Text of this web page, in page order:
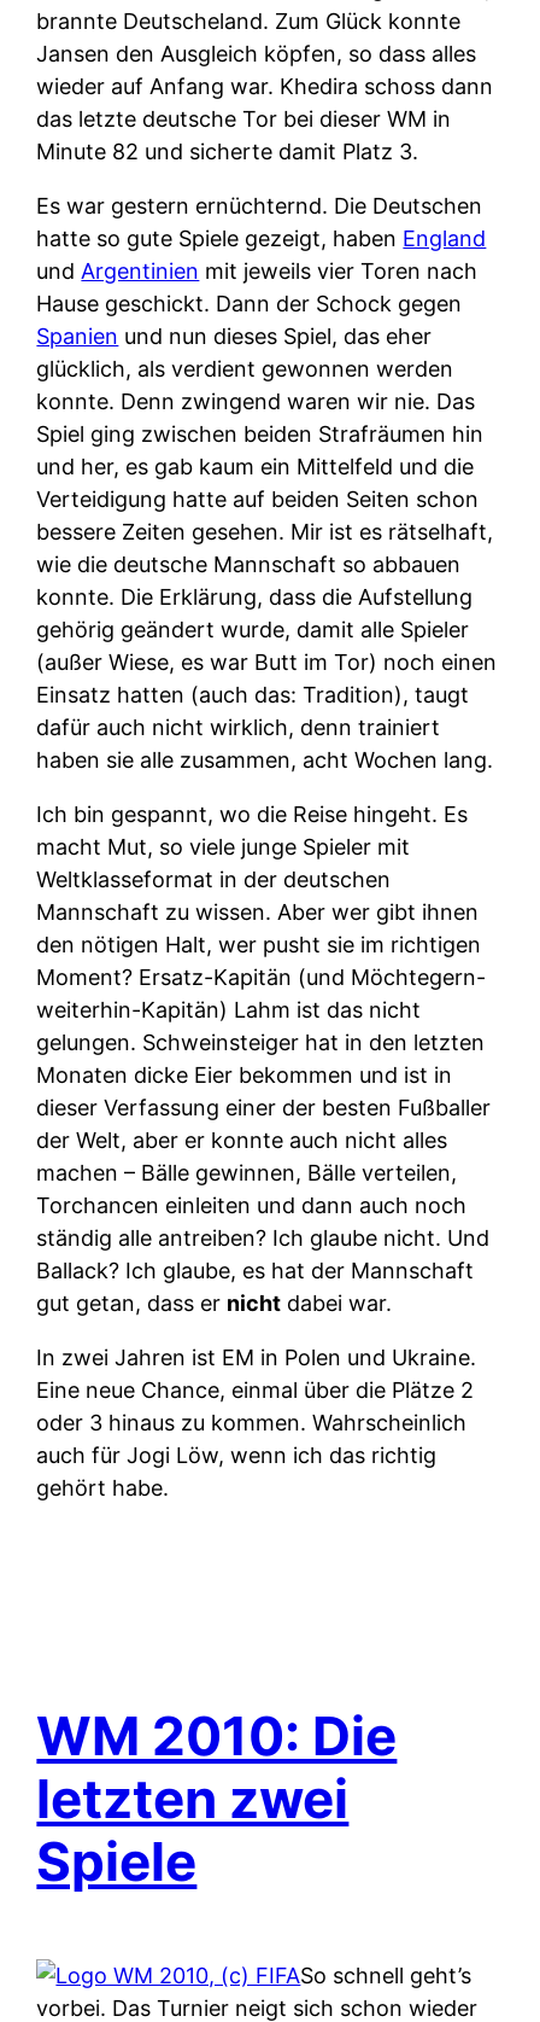
brannte Deutscheland. Zum Glück konnte
Jansen den Ausgleich köpfen, so dass alles
wieder auf Anfang war. Khedira schoss dann
das letzte deutsche Tor bei dieser WM in
Minute 82 und sicherte damit Platz 3.
Es war gestern ernüchternd. Die Deutschen
hatte so gute Spiele gezeigt, haben England
und Argentinien mit jeweils vier Toren nach
Hause geschickt. Dann der Schock gegen
Spanien und nun dieses Spiel, das eher
glücklich, als verdient gewonnen werden
konnte. Denn zwingend waren wir nie. Das
Spiel ging zwischen beiden Strafräumen hin
und her, es gab kaum ein Mittelfeld und die
Verteidigung hatte auf beiden Seiten schon
bessere Zeiten gesehen. Mir ist es rätselhaft,
wie die deutsche Mannschaft so abbauen
konnte. Die Erklärung, dass die Aufstellung
gehörig geändert wurde, damit alle Spieler
(außer Wiese, es war Butt im Tor) noch einen
Einsatz hatten (auch das: Tradition), taugt
dafür auch nicht wirklich, denn trainiert
haben sie alle zusammen, acht Wochen lang.
Ich bin gespannt, wo die Reise hingeht. Es
macht Mut, so viele junge Spieler mit
Weltklasseformat in der deutschen
Mannschaft zu wissen. Aber wer gibt ihnen
den nötigen Halt, wer pusht sie im richtigen
Moment? Ersatz-Kapitän (und Möchtegern-
weiterhin-Kapitän) Lahm ist das nicht
gelungen. Schweinsteiger hat in den letzten
Monaten dicke Eier bekommen und ist in
dieser Verfassung einer der besten Fußballer
der Welt, aber er konnte auch nicht alles
machen – Bälle gewinnen, Bälle verteilen,
Torchancen einleiten und dann auch noch
ständig alle antreiben? Ich glaube nicht. Und
Ballack? Ich glaube, es hat der Mannschaft
gut getan, dass er nicht dabei war.
In zwei Jahren ist EM in Polen und Ukraine.
Eine neue Chance, einmal über die Plätze 2
oder 3 hinaus zu kommen. Wahrscheinlich
auch für Jogi Löw, wenn ich das richtig
gehört habe.
WM 2010: Die
letzten zwei
Spiele
So schnell geht’s
vorbei. Das Turnier neigt sich schon wieder